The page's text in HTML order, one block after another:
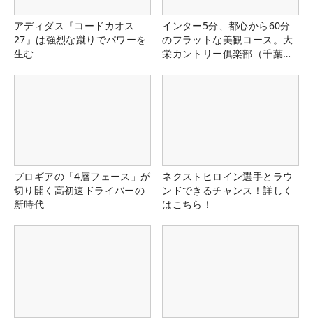
アディダス『コードカオス
27』は強烈な蹴りでパワーを
生む
インター5分、都心から60分
のフラットな美観コース。大
栄カントリー俱楽部（千葉
プロギアの「4層フェース」が
切り開く高初速ドライバーの
新時代
ネクストヒロイン選手とラウ
ンドできるチャンス！詳しく
はこちら！